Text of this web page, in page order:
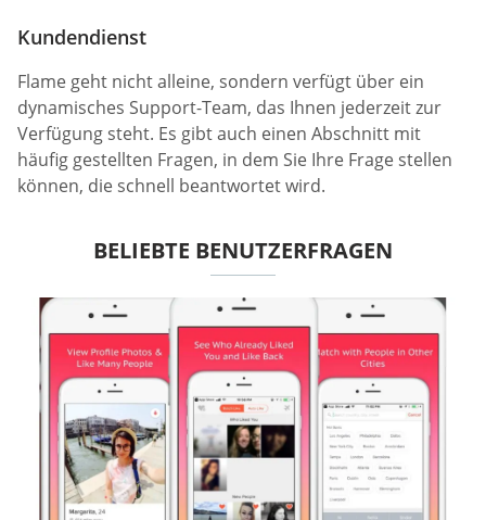
Kundendienst
Flame geht nicht alleine, sondern verfügt über ein
dynamisches Support-Team, das Ihnen jederzeit zur
Verfügung steht. Es gibt auch einen Abschnitt mit
häufig gestellten Fragen, in dem Sie Ihre Frage stellen
können, die schnell beantwortet wird.
BELIEBTE BENUTZERFRAGEN